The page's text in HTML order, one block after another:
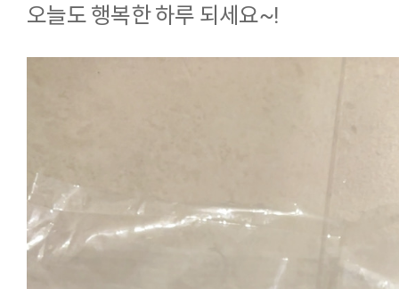
오늘도 행복한 하루 되세요~!